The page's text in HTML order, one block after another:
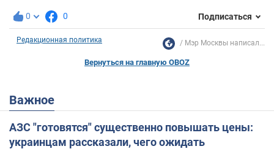
0 0 Подписаться
Редакционная политика Мэр Москвы написал...
Вернуться на главную OBOZ
Важное
АЗС "готовятся" существенно повышать цены:
украинцам рассказали, чего ожидать